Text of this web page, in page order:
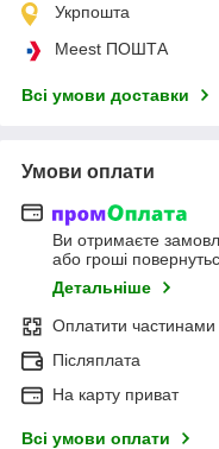
Укрпошта
Meest ПОШТА
Всі умови доставки
Умови оплати
Ви отримаєте
або гроші
Детальніше
Оплатити частинами
Післяплата
На карту приват
Всі умови оплати